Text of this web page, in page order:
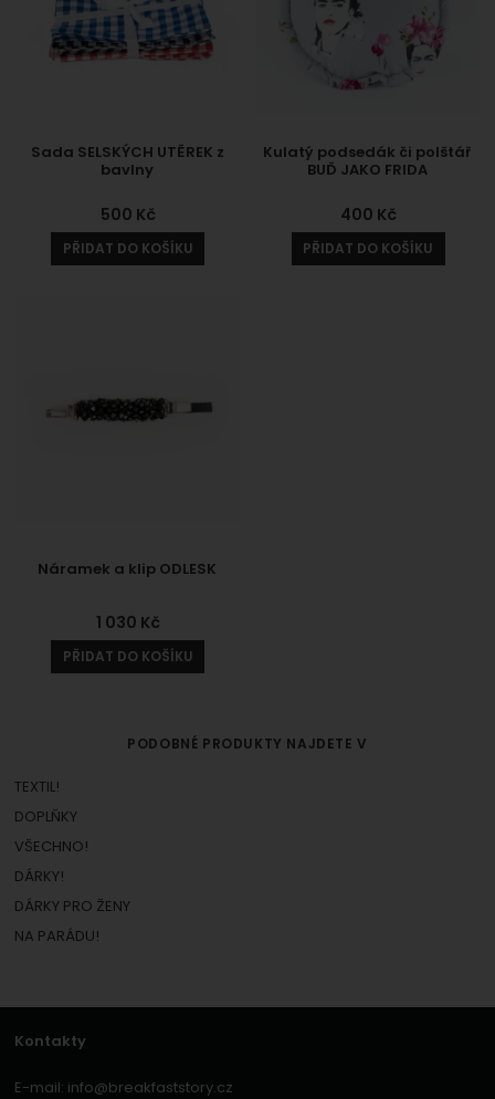
Sada SELSKÝCH UTĚREK z
bavlny
500 Kč
PŘIDAT DO KOŠÍKU
Kulatý podsedák či polštář
BUĎ JAKO FRIDA
400 Kč
PŘIDAT DO KOŠÍKU
Náramek a klip ODLESK
1 030 Kč
PŘIDAT DO KOŠÍKU
PODOBNÉ PRODUKTY NAJDETE V
TEXTIL!
DOPLŇKY
VŠECHNO!
DÁRKY!
DÁRKY PRO ŽENY
NA PARÁDU!
Kontakty
E-mail: info@breakfaststory.cz